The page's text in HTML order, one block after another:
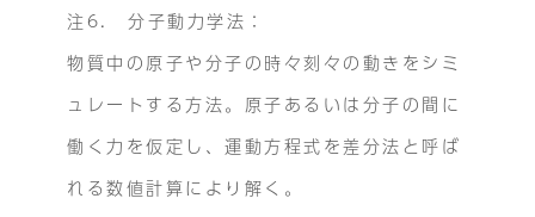
注6. 分子動力学法：
物質中の原子や分子の時々刻々の動きをシミ
ュレートする方法。原子あるいは分子の間に
働く力を仮定し、運動方程式を差分法と呼ば
れる数値計算により解く。